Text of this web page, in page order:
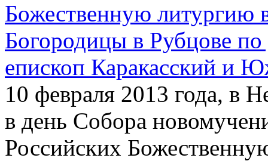
Божественную литургию
Богородицы в Рубцове
епископ Каракасский и
10 февраля 2013 года, в
в день Собора
Российских